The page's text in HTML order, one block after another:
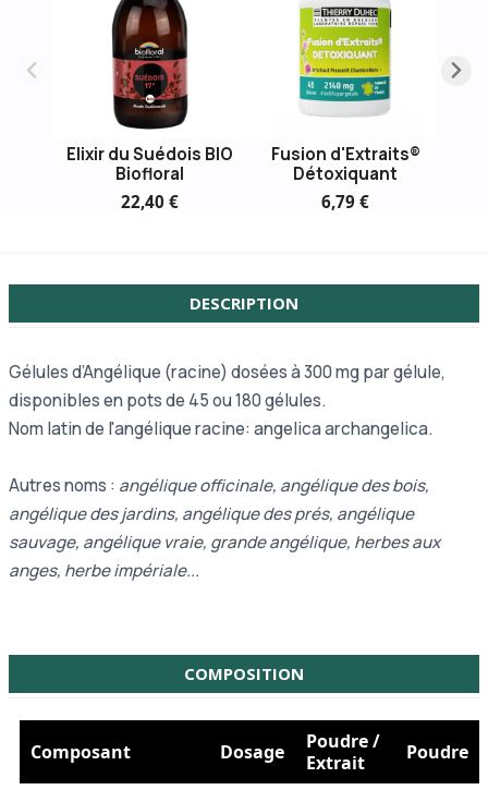
Elixir du Suédois BIO
Biofloral
22,40 €
Fusion d'Extraits®
Détoxiquant
6,79 €
DESCRIPTION
Gélules d’Angélique (racine) dosées à 300 mg par gélule,
disponibles en pots de 45 ou 180 gélules.
Nom latin de l'angélique racine: angelica archangelica.
Autres noms : angélique officinale, angélique des bois,
angélique des jardins, angélique des prés, angélique
sauvage, angélique vraie, grande angélique, herbes aux
anges, herbe impériale...
COMPOSITION
Composant Dosage
Poudre /
Extrait
Poudre